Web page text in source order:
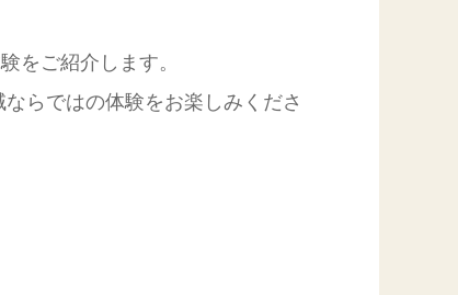
をご紹介します。
らではの体験をお楽しみくださ